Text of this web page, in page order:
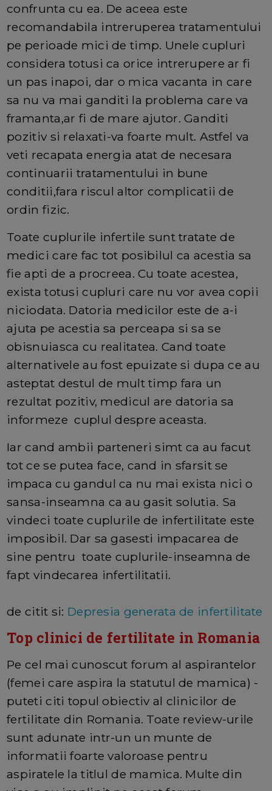
confrunta cu ea. De aceea este
recomandabila intreruperea tratamentului
pe perioade mici de timp. Unele cupluri
considera totusi ca orice intrerupere ar fi
un pas inapoi, dar o mica vacanta in care
sa nu va mai ganditi la problema care va
framanta,ar fi de mare ajutor. Ganditi
pozitiv si relaxati-va foarte mult. Astfel va
veti recapata energia atat de necesara
continuarii tratamentului in bune
conditii,fara riscul altor complicatii de
ordin fizic.
Toate cuplurile infertile sunt tratate de
medici care fac tot posibilul ca acestia sa
fie apti de a procreea. Cu toate acestea,
exista totusi cupluri care nu vor avea copii
niciodata. Datoria medicilor este de a-i
ajuta pe acestia sa perceapa si sa se
obisnuiasca cu realitatea. Cand toate
alternativele au fost epuizate si dupa ce au
asteptat destul de mult timp fara un
rezultat pozitiv, medicul are datoria sa
informeze cuplul despre aceasta.
Iar cand ambii parteneri simt ca au facut
tot ce se putea face, cand in sfarsit se
impaca cu gandul ca nu mai exista nici o
sansa-inseamna ca au gasit solutia. Sa
vindeci toate cuplurile de infertilitate este
imposibil. Dar sa gasesti impacarea de
sine pentru toate cuplurile-inseamna de
fapt vindecarea infertilitatii.
de citit si: Depresia generata de infertilitate
Top clinici de fertilitate in Romania
Pe cel mai cunoscut forum al aspirantelor
(femei care aspira la statutul de mamica) -
puteti citi topul obiectiv al clinicilor de
fertilitate din Romania. Toate review-urile
sunt adunate intr-un un munte de
informatii foarte valoroase pentru
aspiratele la titlul de mamica. Multe din